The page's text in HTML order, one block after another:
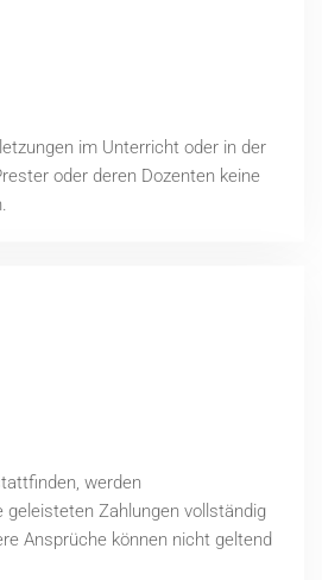
im Unterricht oder in der
oder deren Dozenten keine
werden
geleisteten Zahlungen vollständig
Ansprüche können nicht geltend